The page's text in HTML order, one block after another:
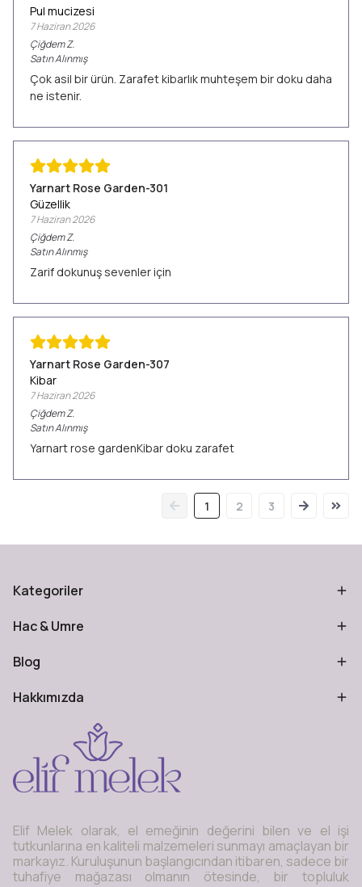
Pul mucizesi
7 Haziran 2026
ÇiğdemZ.
Satın Alınmış
Çok asil bir ürün. Zarafet kibarlık muhteşem bir doku daha
ne istenir.
Yarnart Rose Garden-301
Güzellik
7 Haziran 2026
ÇiğdemZ.
Satın Alınmış
Zarif dokunuş sevenler için
Yarnart Rose Garden-307
Kibar
7 Haziran 2026
ÇiğdemZ.
Satın Alınmış
Yarnart rose gardenKibar doku zarafet
1 2 3
Kategoriler
Hac & Umre
Blog
Hakkımızda
Elif Melek olarak, el emeğinin değerini bilen ve el işi
tutkunlarına en kaliteli malzemeleri sunmayı amaçlayan bir
markayız. Kuruluşunun başlangıcından itibaren, sadece bir
tuhafiye mağazası olmanın ötesinde, bir topluluk